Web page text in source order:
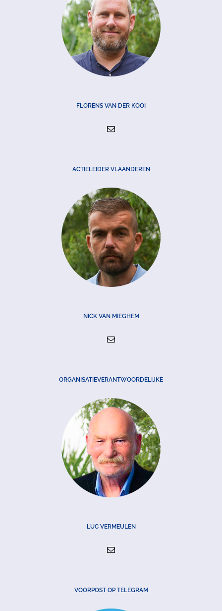
FLORENS VAN DER KOOI
ACTIELEIDER VLAANDEREN
NICK VAN MIEGHEM
ORGANISATIEVERANTWOORDELIJKE
LUC VERMEULEN
VOORPOST OP TELEGRAM